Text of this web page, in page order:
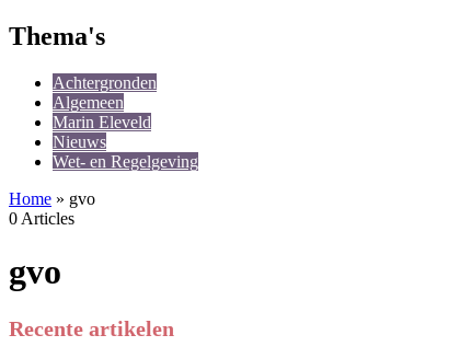
Thema's
Achtergronden
Algemeen
Marin Eleveld
Nieuws
Wet- en Regelgeving
Home » gvo
0 Articles
gvo
Recente artikelen